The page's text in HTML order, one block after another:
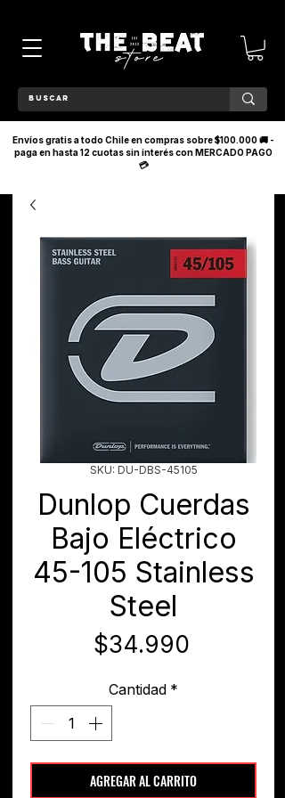
Envíos gratis a todo Chile en compras sobre $100.000 🚚 -
paga en hasta 12 cuotas sin interés con MERCADO PAGO
💳
SKU: DU-DBS-45105
Dunlop Cuerdas
Bajo Eléctrico
45-105 Stainless
Steel
$34.990Precio
Cantidad *
AGREGAR AL CARRITO